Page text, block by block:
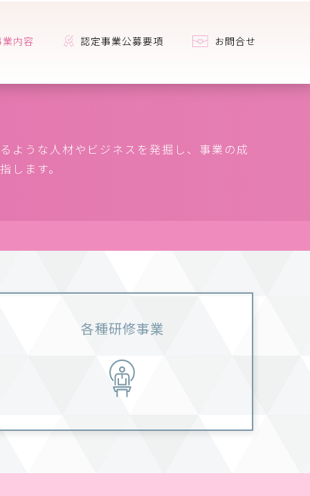
内容 認定事業公募要項 お問合せ
ような人材やビジネスを発掘し、事業の成
します。
各種研修事業